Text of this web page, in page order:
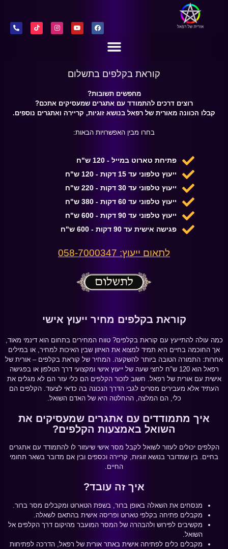
קוראת בקלפים בתשלום
מחפשים תשובות?
רוצים דרכים להתמודד עם אתגרים שמעסיקים אתכם?
קבלו הכוונה מאורית של רפאל בנושא זוגיות, קריירה ואתגרים נוספים.
בחרו מבין האפשרויות הבאות:
פתיחת טארוט במייל - 120 ש"ח
ייעוץ טלפוני עד 15 דקות - 120 ש"ח
ייעוץ טלפוני עד 30 דקות - 220 ש"ח
ייעוץ טלפוני עד 60 דקות - 380 ש"ח
ייעוץ טלפוני עד 90 דקות - 600 ש"ח
פגישה אישית עד 90 דקות - 600 ש"ח
לתאום ייעוץ: 058-7000347
קוראת בקלפים מחיר ייעוץ אישי
כמה עולה להתייעץ עם קוראת בקלפים? טווח המחירים בתחום הוא דינמי מאוד,
אך החוכמה בחיים היא תמיד למצוא את האיזון שבין האיכות למחיר, או במילים
אחרות: התמורה הטובה ביותר להשקעה. המחיר של קוראת בקלפים – אורית של
רפאל הוא 120 ש"ח לחצי שעה של ייעוץ אישי ומקצועי דרך הטלפון או בפגישה
אישית עם אורית של רפאל. חשוב לזכור הקלפים הם כלי עזר הם לא מגלים את
העתיד אלא מעבירים מסרים לגבי הדרך הנכונה בה כדאי לצעוד. הקלפים הם
כלי, הם המלצה, ההחלטה היא של האדם השואל.
איך מתמודדים עם אתגרים שמעסיקים את
השואל באמצעות הקלפים?
הקלפים יכולים לעזור לשואל לקבל מסר אישי שיעזור לו להתמודד עם אתגרים
בחיים. בין שמדובר בנושא זוגיות, קריירה וכספים ובין אם מדובר בשאר תחומי
החיים.
איך זה עובד?
מנסחים את השאלה באופן ברור, בשפת הטארוט ומקבלים מסר ברור.
מקבלים פתיחה בקלפי טארוט ופריסה אישית בהתאם לשאלה.
מקשיבים לפירוש ולהבהרה של המסר המועבר מהיקום דרך הקלפים אל
השואל.
מקבלים כלים לפתיחה אישית באתר אורית של רפאל, הדרכה לפתיחות